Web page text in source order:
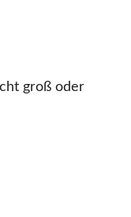
groß oder